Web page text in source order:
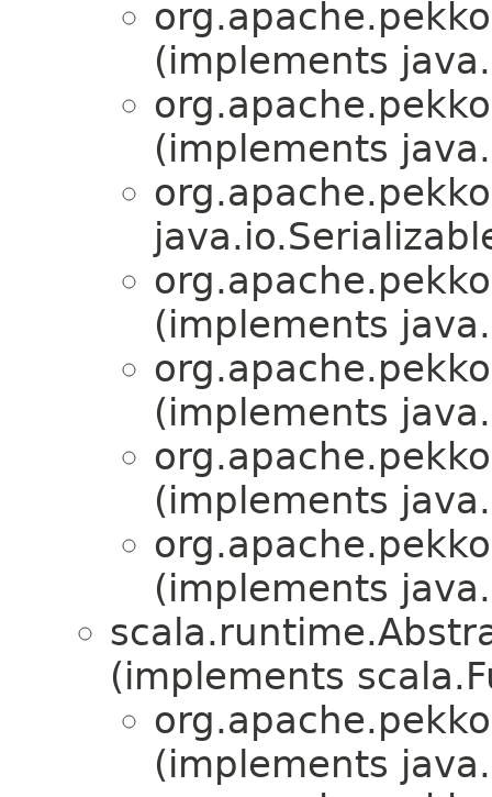
(implements
(implements
(implements
(implements
(implements
(implements
(implements
(implements